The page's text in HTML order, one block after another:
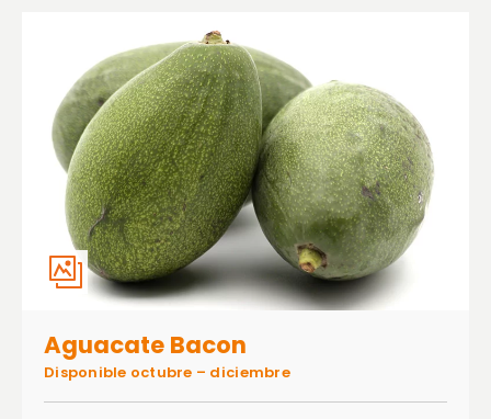
Aguacate Bacon
Disponible octubre – diciembre